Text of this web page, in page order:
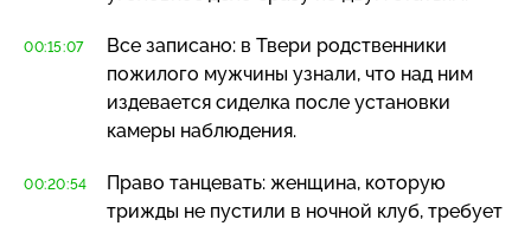
00:15:07
Все записано: в Твери родственники
пожилого мужчины узнали, что над ним
издевается сиделка после установки
камеры наблюдения.
00:20:54
Право танцевать: женщина, которую
трижды не пустили в ночной клуб, требует